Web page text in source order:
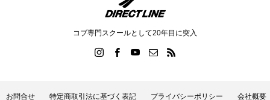
コブ専門スクールとして20年目に突入
お問合せ 特定商取引法に基づく表記 プライバシーポリシー 会社概要